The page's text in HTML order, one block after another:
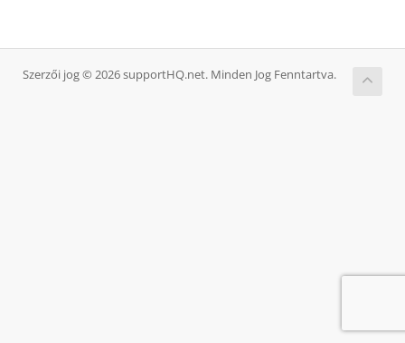
Szerzői jog © 2026 supportHQ.net. Minden Jog Fenntartva.